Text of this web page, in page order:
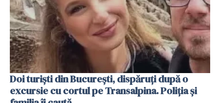
Doi turiști din București, dispăruți după o
excursie cu cortul pe Transalpina. Poliția și